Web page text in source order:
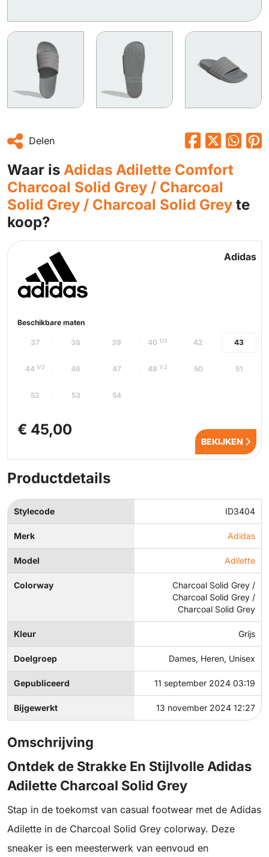
Delen
Waar is Adidas Adilette Comfort
Charcoal Solid Grey / Charcoal
Solid Grey / Charcoal Solid Grey te
koop?
Adidas
Beschikbare maten
43
37 38 39 40 1/2 42
44 1/2 46 47 48 1/2 50 51
52 53 54
€ 45,00
BEKIJKEN
Productdetails
Stylecode ID3404
Merk Adidas
Model Adilette
Colorway
Charcoal Solid Grey /
Charcoal Solid Grey /
Charcoal Solid Grey
Kleur Grijs
Doelgroep Dames, Heren, Unisex
Gepubliceerd 11 september 2024 03:19
Bijgewerkt 13 november 2024 12:27
Omschrijving
Ontdek de Strakke En Stijlvolle Adidas
Adilette Charcoal Solid Grey
Stap in de toekomst van casual footwear met de Adidas
Adilette in de Charcoal Solid Grey colorway. Deze
sneaker is een meesterwerk van eenvoud en